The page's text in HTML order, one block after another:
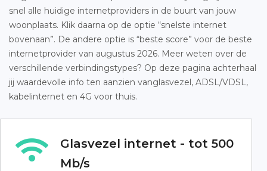
snel alle huidige internetproviders in de buurt van jouw
woonplaats. Klik daarna op de optie “snelste internet
bovenaan”. De andere optie is “beste score” voor de beste
internetprovider van augustus 2026. Meer weten over de
verschillende verbindingstypes? Op deze pagina achterhaal
jij waardevolle info ten aanzien vanglasvezel, ADSL/VDSL,
kabelinternet en 4G voor thuis.
Glasvezel internet - tot 500
Mb/s